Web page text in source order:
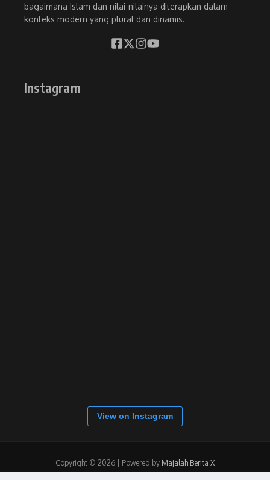
bagaimana Islam dan nilai-nilainya diterapkan dalam
konteks modern yang plural dan dinamis.
Instagram
View on Instagram
Copyright © 2026 | Powered by Majalah Berita X